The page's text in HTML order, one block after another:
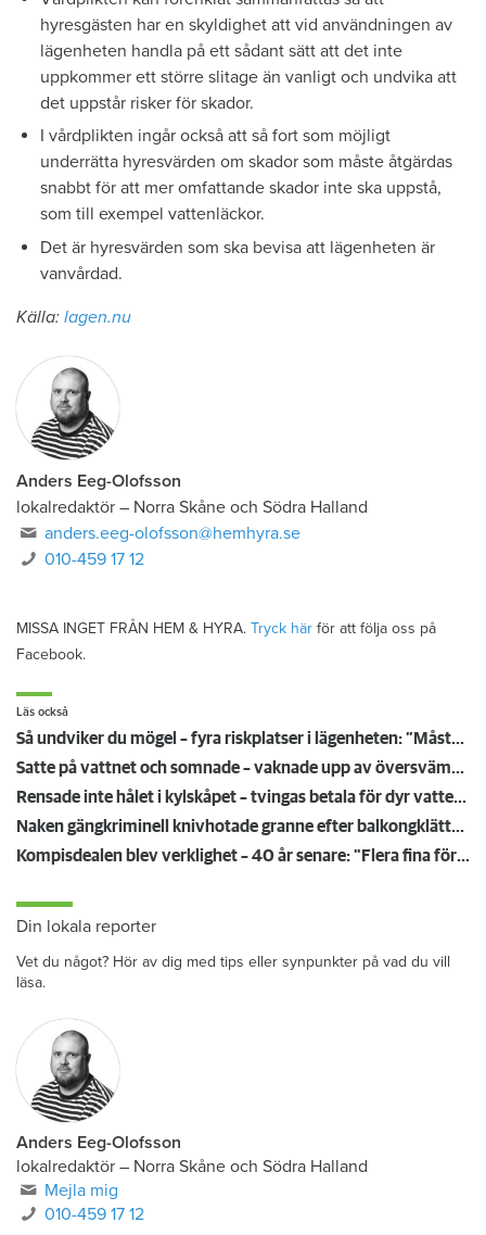
hyresgästen har en skyldighet att vid användningen av
lägenheten handla på ett sådant sätt att det inte
uppkommer ett större slitage än vanligt och undvika att
det uppstår risker för skador.
I vårdplikten ingår också att så fort som möjligt
underrätta hyresvärden om skador som måste åtgärdas
snabbt för att mer omfattande skador inte ska uppstå,
som till exempel vattenläckor.
Det är hyresvärden som ska bevisa att lägenheten är
vanvårdad.
Källa: lagen.nu
Anders Eeg-Olofsson
lokalredaktör – Norra Skåne och Södra Halland
anders.eeg-olofsson@hemhyra.se
010-459 17 12
MISSA INGET FRÅN HEM & HYRA. Tryck här för att följa oss på
Facebook.
Läs också
Så undviker du mögel – fyra riskplatser i lägenheten: ”Måste städa bort”
Satte på vattnet och somnade – vaknade upp av översvämning hos grannen
Rensade inte hålet i kylskåpet – tvingas betala för dyr vattenskada
Naken gängkriminell knivhotade granne efter balkongklättring
Kompisdealen blev verklighet – 40 år senare: "Flera fina fördelar med att dela bostad"
Din lokala reporter
Vet du något? Hör av dig med tips eller synpunkter på vad du vill
läsa.
Anders Eeg-Olofsson
lokalredaktör – Norra Skåne och Södra Halland
Mejla mig
010-459 17 12